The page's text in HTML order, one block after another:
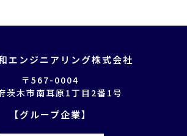
エンジニアリング株式会社
〒567-0004
茨木市南耳原1丁目2番1号
【グループ企業】